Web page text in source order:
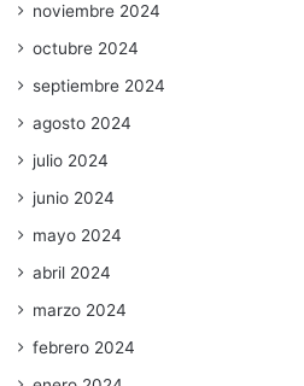
noviembre 2024
octubre 2024
septiembre 2024
agosto 2024
julio 2024
junio 2024
mayo 2024
abril 2024
marzo 2024
febrero 2024